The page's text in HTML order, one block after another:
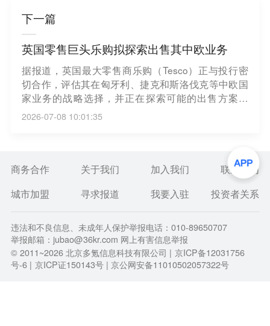
下一篇
英国零售巨头乐购拟探索出售其中欧业务
据报道，英国最大零售商乐购（Tesco）正与投行密
切合作，评估其在匈牙利、捷克和斯洛伐克等中欧国
家业务的战略选择，并正在探索可能的出售方案。
（界面）
2026-07-08 10:01:35
商务合作 关于我们 加入我们
联系我们
城市加盟
寻求报道 我要入驻 投资者关系
违法和不良信息、未成年人保护举报电话：010-89650707
举报邮箱：jubao@36kr.com 网上有害信息举报
© 2011~2026北京多氪信息科技有限公司 | 京ICP备12031756
号-6 | 京ICP证150143号 | 京公网安备11010502057322号